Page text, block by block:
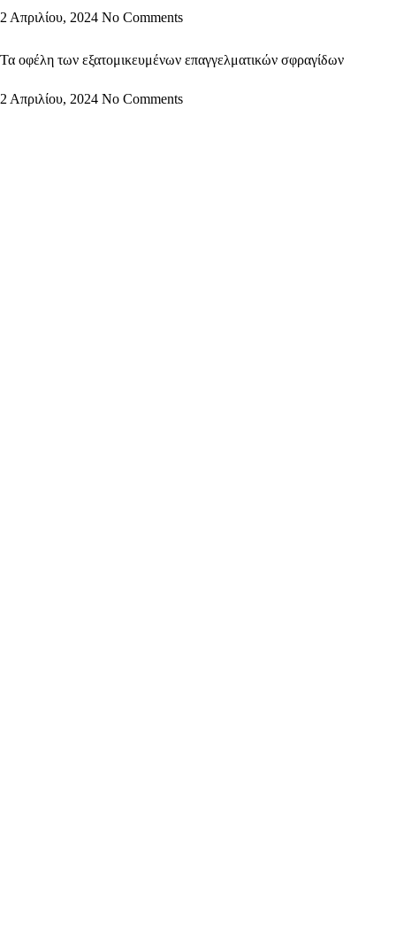
2 Απριλίου, 2024 No Comments
Τα οφέλη των εξατομικευμένων επαγγελματικών σφραγίδων
2 Απριλίου, 2024 No Comments